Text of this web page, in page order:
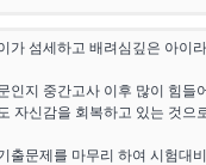
가 섬세하고 배려심깊은 아이
인지 중간고사 이후 많이 힘
자신감을 회복하고 있는 것으
출문제를 마무리 하여 시험대